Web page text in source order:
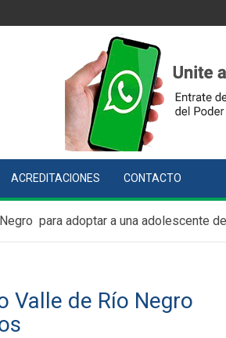
ACREDITACIONES CONTACTO
para adoptar a una adolescente
Valle de Río Negro